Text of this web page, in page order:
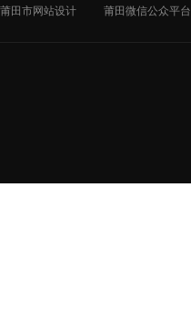
莆田市网站设计
莆田微信公众平台